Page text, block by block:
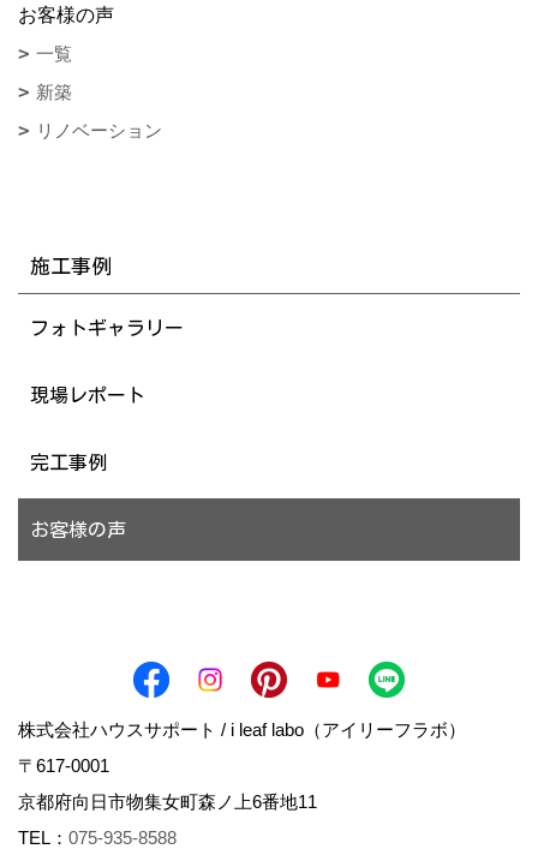
お客様の声
一覧
新築
リノベーション
施工事例
フォトギャラリー
現場レポート
完工事例
お客様の声
株式会社ハウスサポート / i leaf labo（アイリーフラボ）
〒617-0001
京都府向日市物集女町森ノ上6番地11
TEL： 075-935-8588